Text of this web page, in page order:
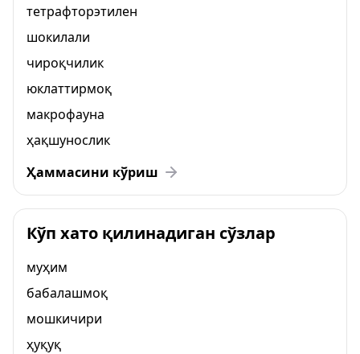
тетрафторэтилен
шокилали
чироқчилик
юклаттирмоқ
макрофауна
ҳақшунослик
Ҳаммасини кўриш
Кўп хато қилинадиган сўзлар
муҳим
бабалашмоқ
мошкичири
ҳуқуқ